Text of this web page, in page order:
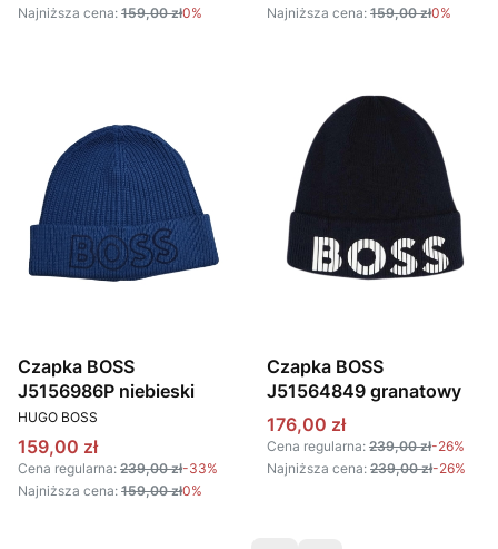
Najniższa cena: 159,00 zł0%
Najniższa cena: 159,00 zł0%
Czapka BOSS
J5156986P niebieski
PRODUCENT
HUGO BOSS
Cena promocyjna
159,00 zł
Cena regularna: 239,00 zł-33%
Najniższa cena: 159,00 zł0%
Czapka BOSS
J51564849 granatowy
Cena promocyjna
176,00 zł
Cena regularna: 239,00 zł-26%
Najniższa cena: 239,00 zł-26%